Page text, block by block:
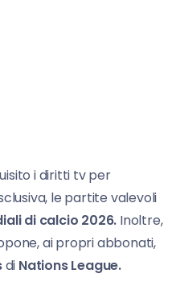
i diritti tv per
le partite valevoli
di calcio 2026. Inoltre,
ai propri abbonati,
di Nations League.